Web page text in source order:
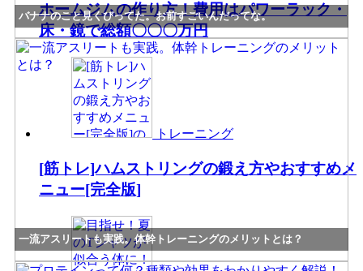
バナナのこと見くびってた。お前すごいんだってな。
一流アスリートも実践。体幹トレーニングのメリットとは？
ホームジムの作り方！費用はパワーラック・
床・鏡で総額〇〇〇万円
トレーニング
[筋トレ]ハムストリングの鍛え方やおすすめメ
ニュー[完全版]